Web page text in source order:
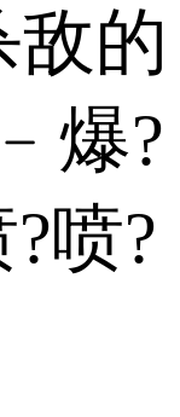
敌的
爆?
喷?